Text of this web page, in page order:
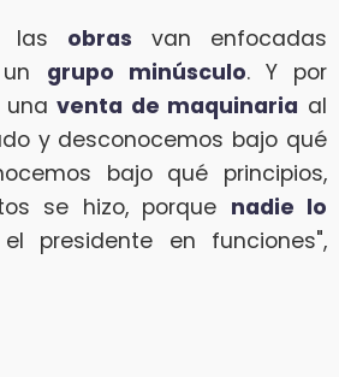
las obras van enfocadas
grupo minúsculo. Y por
unaventa de maquinaria al
y desconocemos bajo qué
bajo qué principios,
se hizo, porque nadie lo
presidente en funciones",